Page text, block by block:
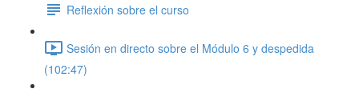
Reflexión sobre el curso
Sesión en directo sobre el Módulo 6 y despedida
(102:47)